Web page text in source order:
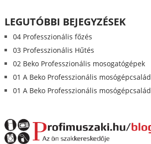
LEGUTÓBBI BEJEGYZÉSEK
04 Professzionális főzés
03 Professzionális Hűtés
02 Beko Professzionális mosogatógépek
01 A Beko Professzionális mosógépcsalád
01 A Beko Professzionális mosógépcsalád